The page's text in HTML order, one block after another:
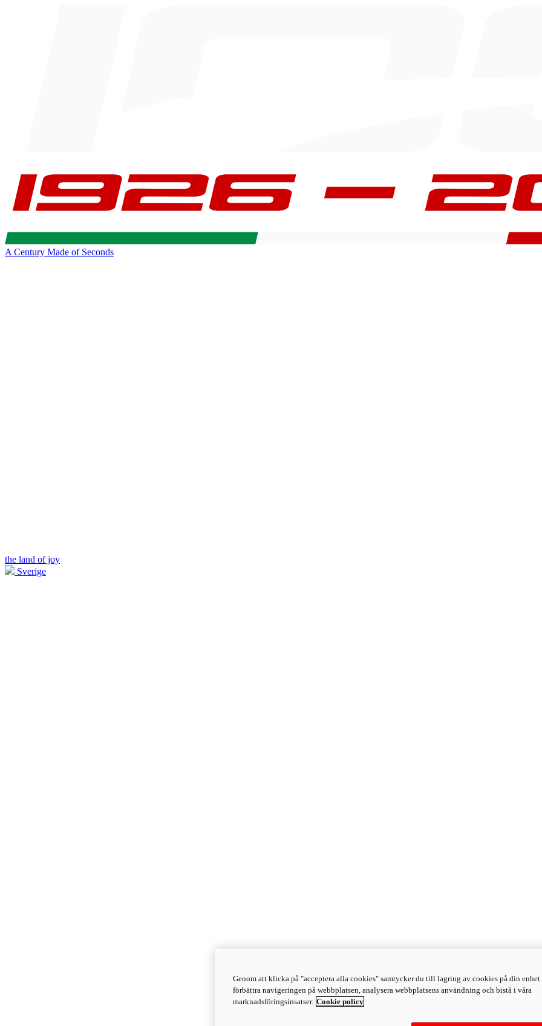
A Century Made of Seconds
the land of joy
Sverige
Genom att klicka på "acceptera alla cookies" samtycker du till lagring av cookies på din enhet
förbättra navigeringen på webbplatsen, analysera webbplatsens användning och bistå i våra
marknadsföringsinsatser. Cookie policy